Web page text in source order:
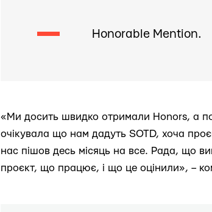
Honorable Mention.
«Ми досить швидко отримали Honors, а
очікувала що нам дадуть SOTD, хоча
нас пішов десь місяць на все. Рада, що
проєкт, що працює, і що це оцінили», –